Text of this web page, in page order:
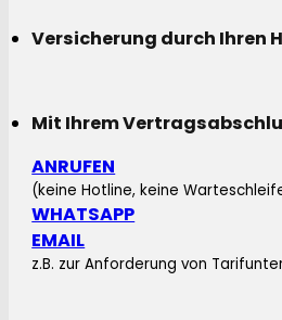
Versicherung durch Ihren
Mit Ihrem
ANRUFEN
(keine Hotline, keine
WHATSAPP
EMAIL
z.B. zur Anforderung von